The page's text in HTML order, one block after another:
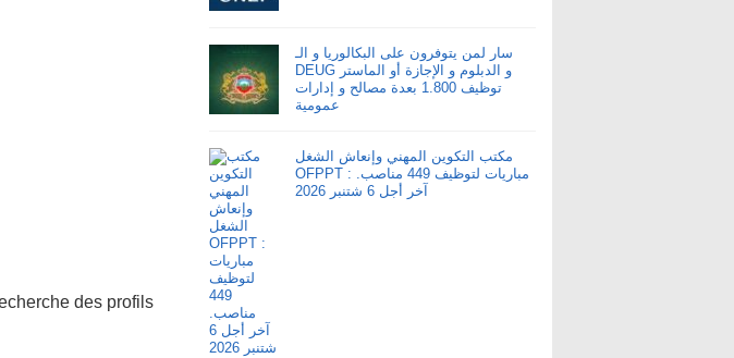
des profils
سار لمن يتوفرون على البكالوريا و الـ
DEUG و الدبلوم و الإجازة أو الماستر
توظيف 1.800 بعدة مصالح و إدارات
عمومية
مكتب التكوين المهني وإنعاش الشغل
OFPPT : مباريات لتوظيف 449 مناصب.
آخر أجل 6 شتنبر 2026